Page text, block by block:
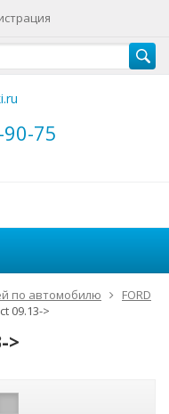
75
по автомобилю
FORD
09.13->
>